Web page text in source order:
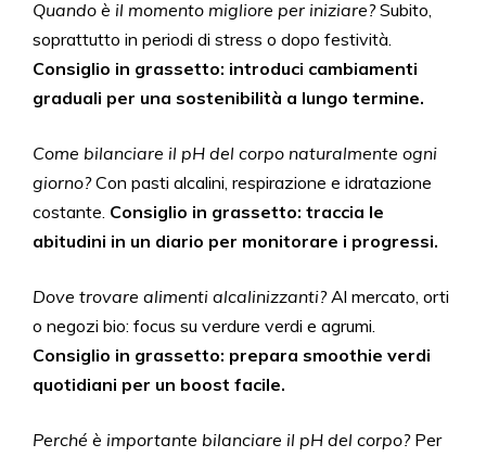
Quando è il momento migliore per iniziare?Subito,
soprattutto in periodi di stress o dopo festività.
Consiglio in grassetto: introduci cambiamenti
graduali per una sostenibilità a lungo termine.
Come bilanciare il pH del corpo naturalmente ogni
giorno?Con pasti alcalini, respirazione e idratazione
costante. Consiglio in grassetto: traccia le
abitudini in un diario per monitorare i progressi.
Dove trovare alimenti alcalinizzanti?Al mercato, orti
o negozi bio: focus su verdure verdi e agrumi.
Consiglio in grassetto: prepara smoothie verdi
quotidiani per un boost facile.
Perché è importante bilanciare il pH del corpo?Per